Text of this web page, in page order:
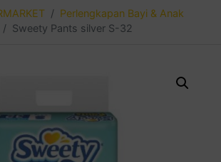
Perlengkapan Bayi & Anak
Sweety Pants silver S-32